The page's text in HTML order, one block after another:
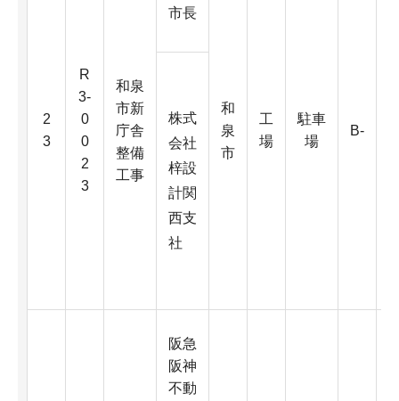
2
3
R
3-
0
0
2
3
和泉
市新
庁舎
整備
工事
市長
和
泉
市
工
場
駐車
場
B-
株式
会社
梓設
計関
西支
社
阪急
阪神
不動